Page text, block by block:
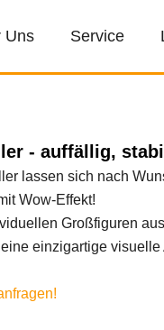
Uns Service
- auffällig,
lassen sich nach
Wow-Effekt!
Großfiguren
einzigartige